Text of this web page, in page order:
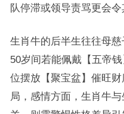
队停滞或领导责骂更会令
生肖牛的后半生往往母
50岁间若能佩戴【五帝
位摆放【聚宝盆】催旺财
局，感情方面，生肖牛